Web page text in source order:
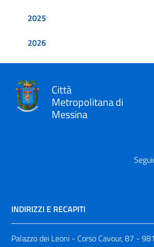
2025
2026
Città
Metropolitana di
Messina
INDIRIZZI E RECAPITI
Palazzo dei Leoni - Corso Cavour, 87 -